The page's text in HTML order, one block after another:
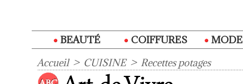
BEAUTÉ COIFFURES MODE
Accueil > CUISINE > Recettes potages